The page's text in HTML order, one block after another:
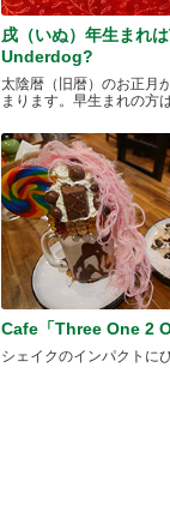
戌（いぬ）年生まれ
Underdog?
太陰暦（旧暦）のお正月
まります。早生まれの方
Cafe「Three One 2
シェイクのインパクトに